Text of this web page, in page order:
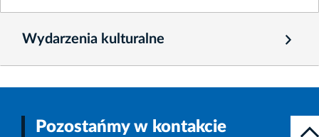
Wydarzenia kulturalne
Pozostańmy w kontakcie